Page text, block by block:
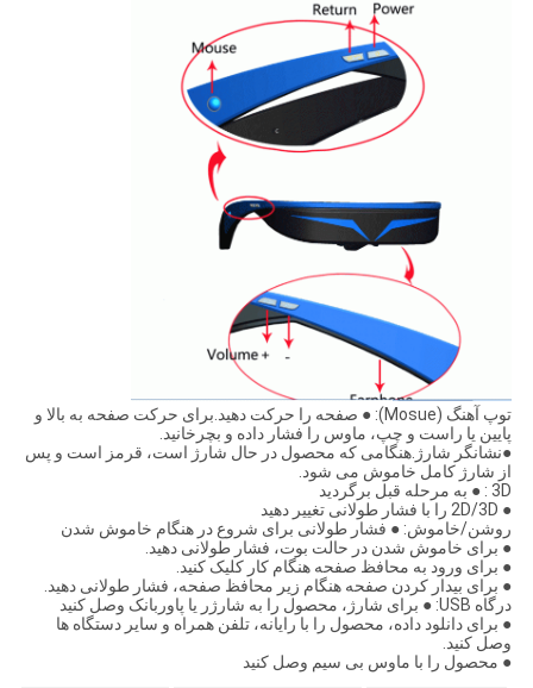
توپ آهنگ (Mosue): ● صفحه را حرکت دهید.برای حرکت صفحه به بالا و
پایین یا راست و چپ، ماوس را فشار داده و بچرخانید.
●نشانگر شارژ.هنگامی که محصول در حال شارژ است، قرمز است و پس
از شارژ کامل خاموش می شود.
3D : ● به مرحله قبل برگردید
● 2D/3D را با فشار طولانی تغییر دهید
روشن/خاموش: ● فشار طولانی برای شروع در هنگام خاموش شدن
● برای خاموش شدن در حالت بوت، فشار طولانی دهید.
● برای ورود به محافظ صفحه هنگام کار کلیک کنید.
● برای بیدار کردن صفحه هنگام زیر محافظ صفحه، فشار طولانی دهید.
درگاه USB: ● برای شارژ، محصول را به شارژر یا پاوربانک وصل کنید
● برای دانلود داده، محصول را با رایانه، تلفن همراه و سایر دستگاه ها
وصل کنید.
● محصول را با ماوس بی سیم وصل کنید